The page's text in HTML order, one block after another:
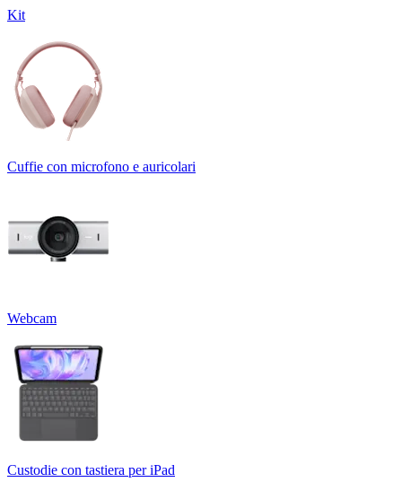
Kit
Cuffie con microfono e auricolari
Webcam
Custodie con tastiera per iPad